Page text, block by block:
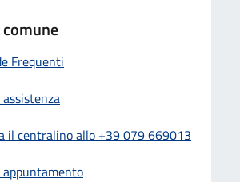
Frequenti
il centralino allo +39 079 669013
appuntamento